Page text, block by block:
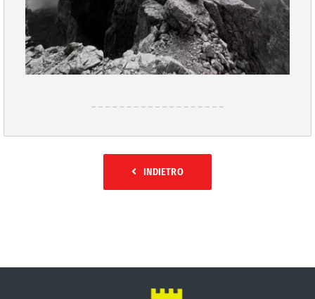
INDIETRO